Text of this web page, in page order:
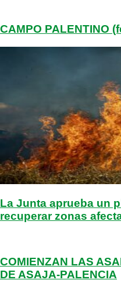
CAMPO PALENTINO
La Junta aprueba un
recuperar zonas
COMIENZAN LAS
DE ASAJA-PALENCIA